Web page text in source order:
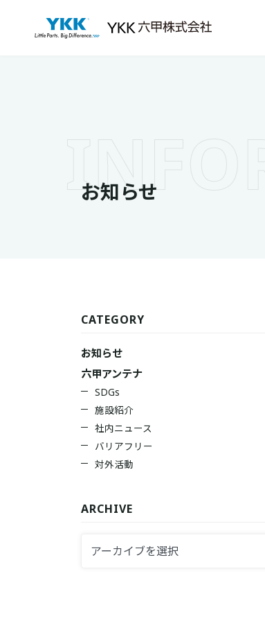
お知らせ
CATEGORY
お知らせ
六甲アンテナ
SDGs
施設紹介
社内ニュース
バリアフリー
対外活動
ARCHIVE